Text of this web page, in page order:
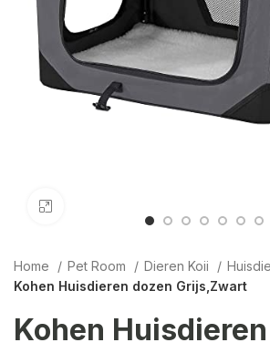
Home Pet Room Dieren Koii
Kohen Huisdieren dozen Grijs,Zwart